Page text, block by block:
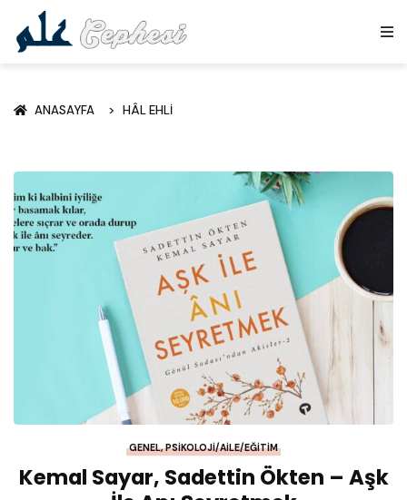
ANASAYFA HÂL EHLI
GENEL,PSIKOLOJI/AILE/EĞITIM
Kemal Sayar, Sadettin Ökten – Aşk